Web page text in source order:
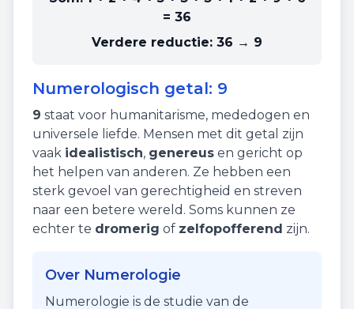
= 36
Verdere reductie: 36 → 9
Numerologisch getal: 9
9 staat voor humanitarisme, mededogen en
universele liefde. Mensen met dit getal zijn
vaak idealistisch, genereus en gericht op
het helpen van anderen. Ze hebben een
sterk gevoel van gerechtigheid en streven
naar een betere wereld. Soms kunnen ze
echter te dromerig of zelfopofferend zijn.
Over Numerologie
Numerologie is de studie van de